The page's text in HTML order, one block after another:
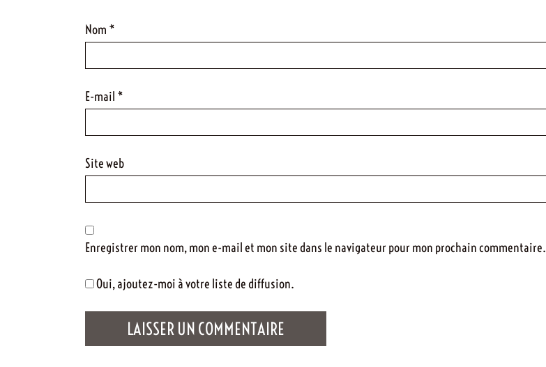
Nom *
E-mail *
Site web
Enregistrer mon nom, mon e-mail et mon site dans le navigateur pour mon prochain commentaire.
Oui, ajoutez-moi à votre liste de diffusion.